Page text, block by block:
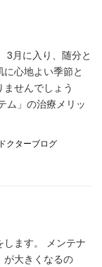
3月に入り、随分と
心地よい季節と
せんでしょう
ム」の治療メリッ
ドクターブログ
ます。 メンテナ
が大きくなるの